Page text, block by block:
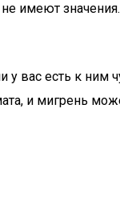
имеют
вас есть к ним
и мигрень